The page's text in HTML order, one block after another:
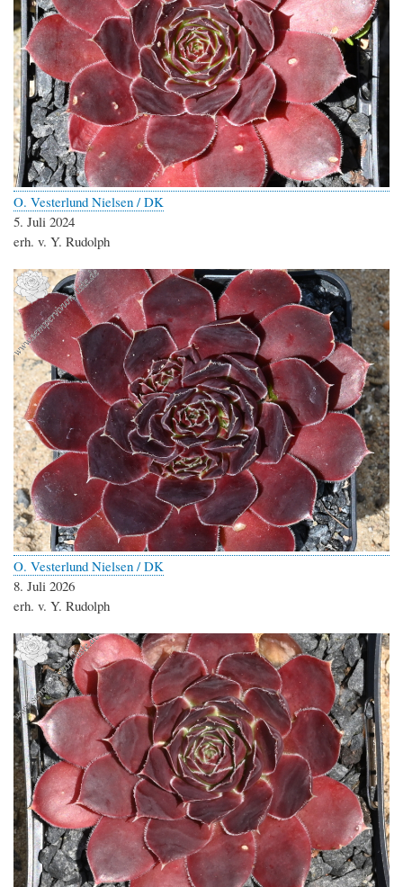
O. Vesterlund Nielsen / DK
5. Juli 2024
erh. v. Y. Rudolph
O. Vesterlund Nielsen / DK
8. Juli 2026
erh. v. Y. Rudolph